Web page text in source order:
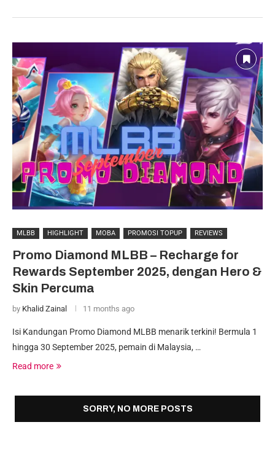
MLBB HIGHLIGHT MOBA PROMOSI TOPUP REVIEWS
Promo Diamond MLBB – Recharge for
Rewards September 2025, dengan Hero &
Skin Percuma
by Khalid Zainal 11 months ago
Isi Kandungan Promo Diamond MLBB menarik terkini! Bermula 1
hingga 30 September 2025, pemain di Malaysia, …
Read more